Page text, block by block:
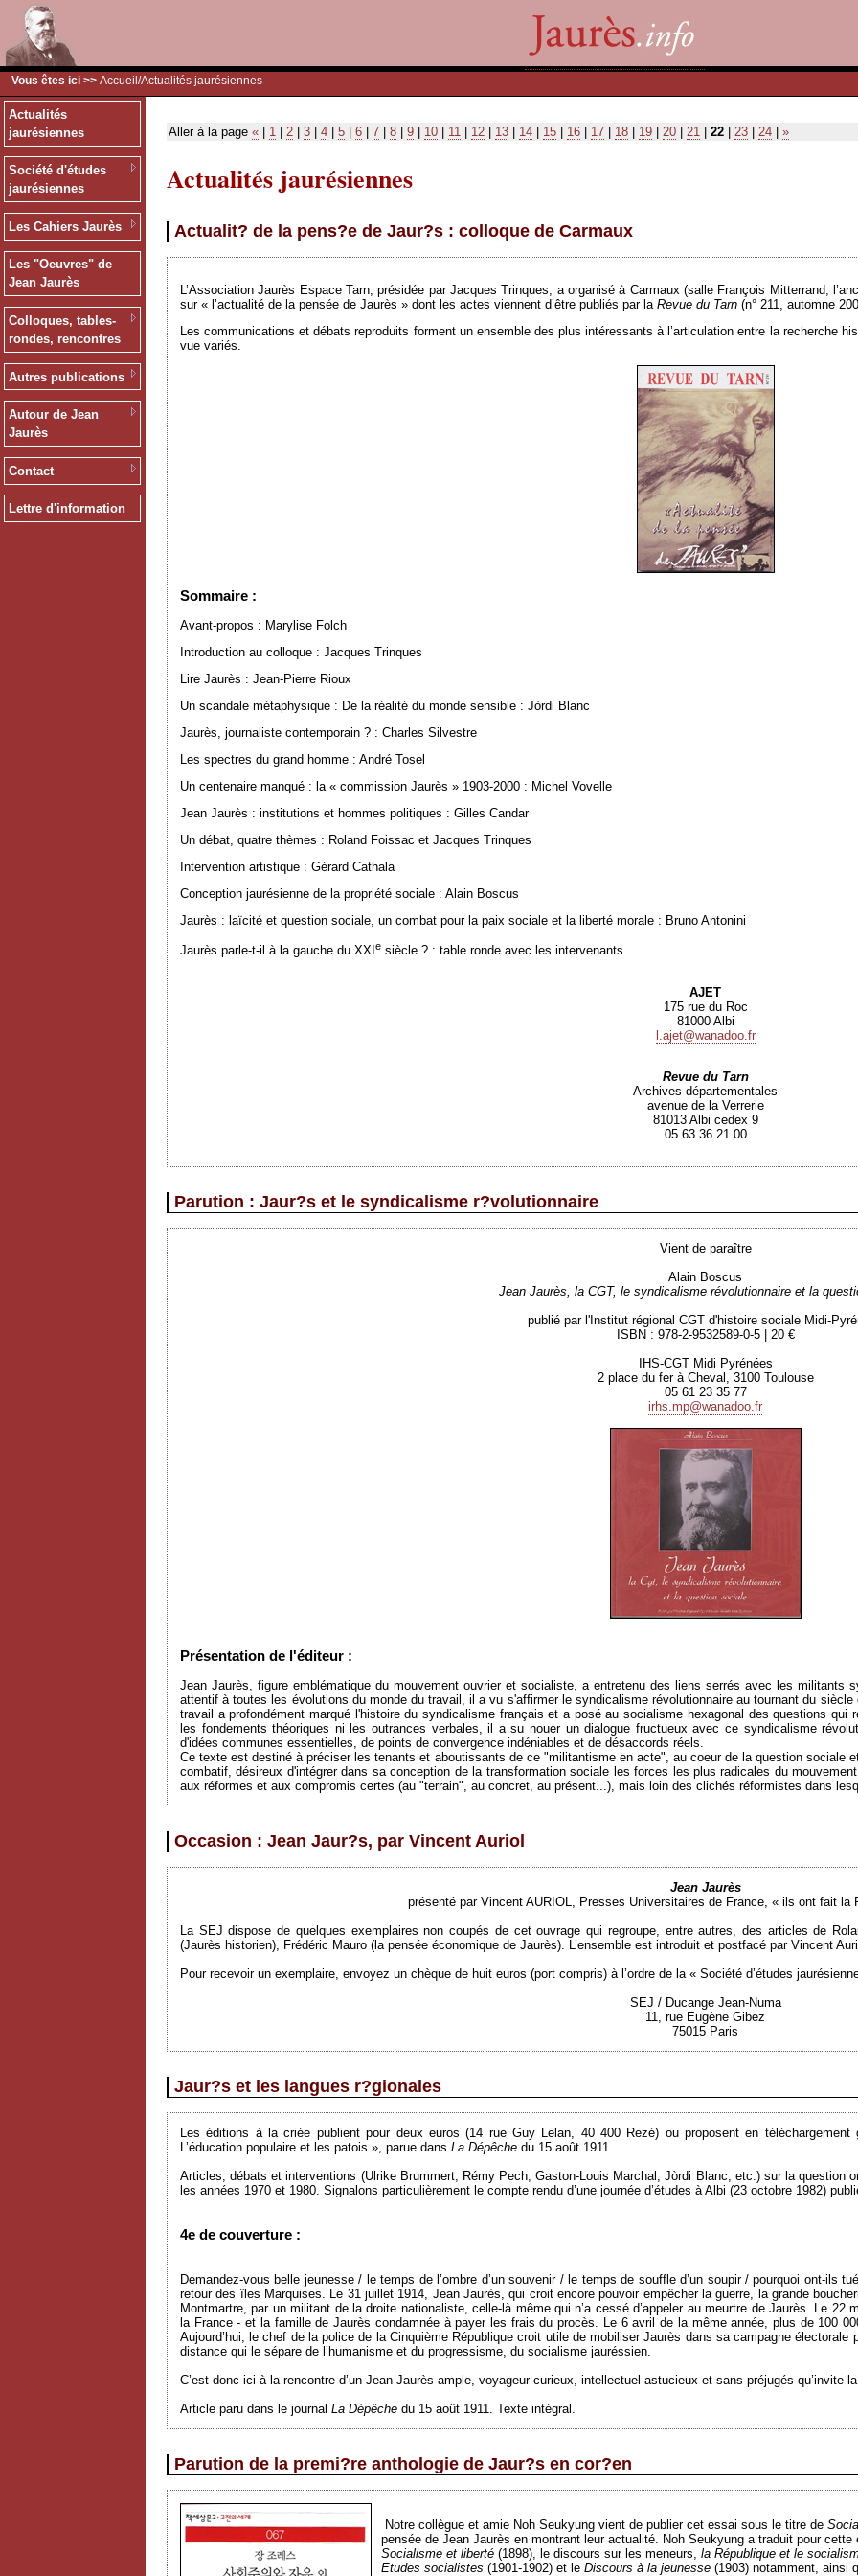
Vous êtes ici >> Accueil /Actualités jaurésiennes
Actualités
jaurésiennes
Société d'études
jaurésiennes
Les Cahiers Jaurès
Les "Oeuvres" de
Jean Jaurès
Colloques, tables-
rondes, rencontres
Autres publications
Autour de Jean
Jaurès
Contact
Lettre d'information
Aller à la page « 1 2 3 4 5 6 7 8 9 10 11 12 13 14 15 16 17 18 19 20 21 22 23 24 »
Actualités jaurésiennes
Actualit? de la pens?e de Jaur?s : colloque de Carmaux
L’Association Jaurès Espace Tarn, présidée par Jacques Trinques, a organisé à Carmaux (salle François Mitterrand,
sur « l’actualité de la pensée de Jaurès » dont les actes viennent d’être publiés par la Revue du Tarn (n° 211, automne
Les communications et débats reproduits forment un ensemble des plus intéressants à l’articulation entre la recherche
vue variés.
Sommaire :
Avant-propos : Marylise Folch
Introduction au colloque : Jacques Trinques
Lire Jaurès : Jean-Pierre Rioux
Un scandale métaphysique : De la réalité du monde sensible : Jòrdi Blanc
Jaurès, journaliste contemporain ? : Charles Silvestre
Les spectres du grand homme : André Tosel
Un centenaire manqué : la « commission Jaurès » 1903-2000 : Michel Vovelle
Jean Jaurès : institutions et hommes politiques : Gilles Candar
Un débat, quatre thèmes : Roland Foissac et Jacques Trinques
Intervention artistique : Gérard Cathala
Conception jaurésienne de la propriété sociale : Alain Boscus
Jaurès : laïcité et question sociale, un combat pour la paix sociale et la liberté morale : Bruno Antonini
Jaurès parle-t-il à la gauche du XXI e siècle ? : table ronde avec les intervenants
AJET
175 rue du Roc
81000 Albi
l.ajet@wanadoo.fr
Revue du Tarn
Archives départementales
avenue de la Verrerie
81013 Albi cedex 9
05 63 36 21 00
Parution : Jaur?s et le syndicalisme r?volutionnaire
Vient de paraître
Alain Boscus
Jean Jaurès, la CGT, le syndicalisme révolutionnaire et la
publié par l'Institut régional CGT d'histoire sociale Midi-
ISBN : 978-2-9532589-0-5 | 20 €
IHS-CGT Midi Pyrénées
2 place du fer à Cheval, 3100 Toulouse
05 61 23 35 77
irhs.mp@wanadoo.fr
Présentation de l'éditeur :
Jean Jaurès, figure emblématique du mouvement ouvrier et socialiste, a entretenu des liens serrés avec les militants
attentif à toutes les évolutions du monde du travail, il a vu s'affirmer le syndicalisme révolutionnaire au tournant du
travail a profondément marqué l'histoire du syndicalisme français et a posé au socialisme hexagonal des questions qui
les fondements théoriques ni les outrances verbales, il a su nouer un dialogue fructueux avec ce syndicalisme
d'idées communes essentielles, de points de convergence indéniables et de désaccords réels.
Ce texte est destiné à préciser les tenants et aboutissants de ce "militantisme en acte", au coeur de la question sociale
combatif, désireux d'intégrer dans sa conception de la transformation sociale les forces les plus radicales du
aux réformes et aux compromis certes (au "terrain", au concret, au présent...), mais loin des clichés réformistes dans
Occasion : Jean Jaur?s, par Vincent Auriol
Jean Jaurès
présenté par Vincent AURIOL, Presses Universitaires de France, « ils ont fait la
La SEJ dispose de quelques exemplaires non coupés de cet ouvrage qui regroupe, entre autres, des articles de
(Jaurès historien), Frédéric Mauro (la pensée économique de Jaurès). L’ensemble est introduit et postfacé par Vincent
Pour recevoir un exemplaire, envoyez un chèque de huit euros (port compris) à l’ordre de la « Société d’études
SEJ / Ducange Jean-Numa
11, rue Eugène Gibez
75015 Paris
Jaur?s et les langues r?gionales
Les éditions à la criée publient pour deux euros (14 rue Guy Lelan, 40 400 Rezé) ou proposent en téléchargement
L’éducation populaire et les patois », parue dans La Dépêche du 15 août 1911.
Articles, débats et interventions (Ulrike Brummert, Rémy Pech, Gaston-Louis Marchal, Jòrdi Blanc, etc.) sur la question
les années 1970 et 1980. Signalons particulièrement le compte rendu d’une journée d’études à Albi (23 octobre 1982)
4e de couverture :
Demandez-vous belle jeunesse / le temps de l’ombre d’un souvenir / le temps de souffle d’un soupir / pourquoi ont-ils
retour des îles Marquises. Le 31 juillet 1914, Jean Jaurès, qui croit encore pouvoir empêcher la guerre, la grande
Montmartre, par un militant de la droite nationaliste, celle-là même qui n’a cessé d’appeler au meurtre de Jaurès. Le
la France - et la famille de Jaurès condamnée à payer les frais du procès. Le 6 avril de la même année, plus de 100
Aujourd’hui, le chef de la police de la Cinquième République croit utile de mobiliser Jaurès dans sa campagne
distance qui le sépare de l’humanisme et du progressisme, du socialisme jauréssien.
C’est donc ici à la rencontre d’un Jean Jaurès ample, voyageur curieux, intellectuel astucieux et sans préjugés qu’invite
Article paru dans le journal La Dépêche du 15 août 1911. Texte intégral.
Parution de la premi?re anthologie de Jaur?s en cor?en
Notre collègue et amie Noh Seukyung vient de publier cet essai sous le titre de
pensée de Jean Jaurès en montrant leur actualité. Noh Seukyung a traduit pour
Socialisme et liberté (1898), le discours sur les meneurs, la République et le
Etudes socialistes (1901-1902) et le Discours à la jeunesse (1903) notamment, ainsi